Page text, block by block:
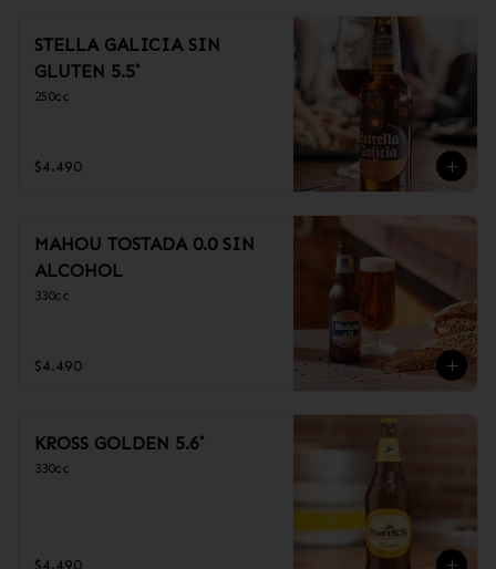
STELLA GALICIA SIN
GLUTEN 5.5˚
250cc
$4.490
MAHOU TOSTADA 0.0 SIN
ALCOHOL
330cc
$4.490
KROSS GOLDEN 5.6˚
330cc
$4.490